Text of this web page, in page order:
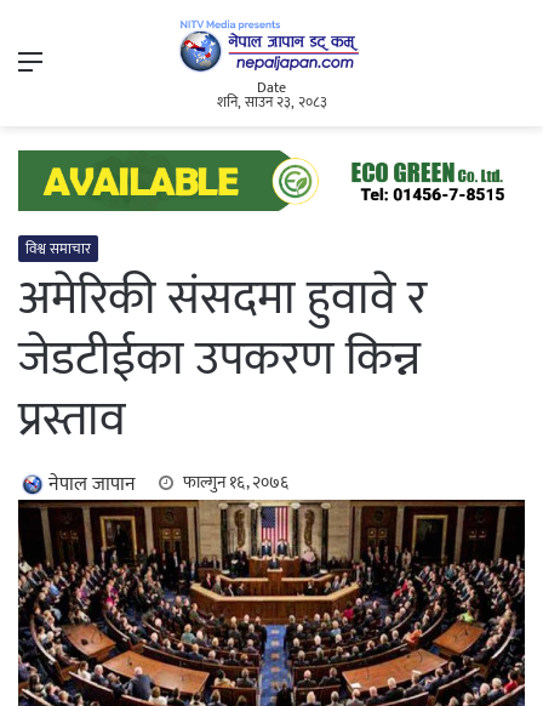
Menu
Date
शनि, साउन २३, २०८३
विश्व समाचार
अमेरिकी संसदमा हुवावे र
जेडटीईका उपकरण किन्न
प्रस्ताव
नेपाल जापान फाल्गुन १६, २०७६